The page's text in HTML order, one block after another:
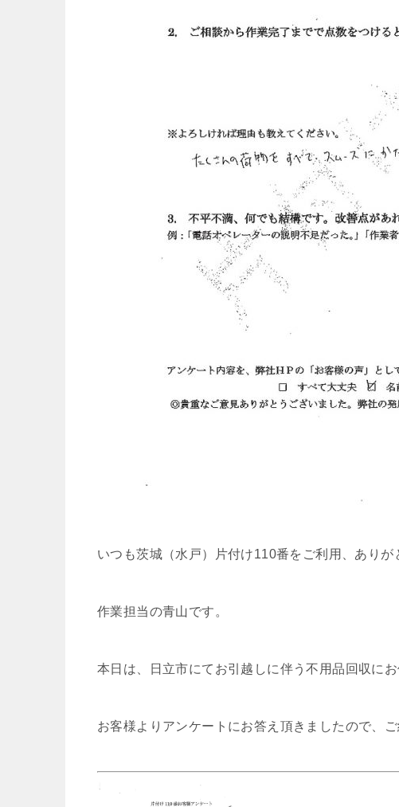
いつも茨城（水戸）片付け110番をご利用、ありが
作業担当の青山です。
本日は、日立市にてお引越しに伴う不用品回収にお
お客様よりアンケートにお答え頂きましたので、ご